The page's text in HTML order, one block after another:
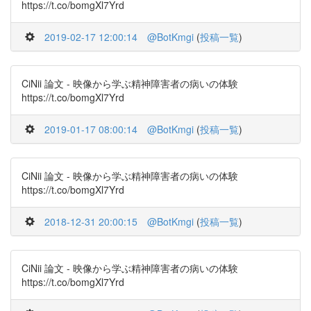
https://t.co/bomgXl7Yrd
2019-02-17 12:00:14 @BotKmgi (投稿一覧)
CiNii 論文 - 映像から学ぶ精神障害者の病いの体験
https://t.co/bomgXl7Yrd
2019-01-17 08:00:14 @BotKmgi (投稿一覧)
CiNii 論文 - 映像から学ぶ精神障害者の病いの体験
https://t.co/bomgXl7Yrd
2018-12-31 20:00:15 @BotKmgi (投稿一覧)
CiNii 論文 - 映像から学ぶ精神障害者の病いの体験
https://t.co/bomgXl7Yrd